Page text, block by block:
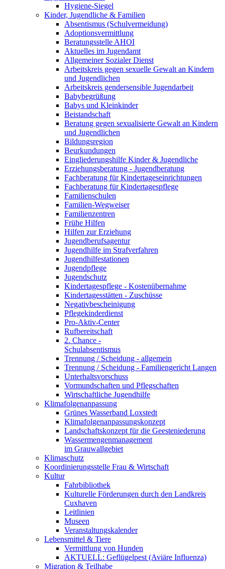
Hygiene-Siegel
Kinder, Jugendliche & Familien
Absentismus (Schulvermeidung)
Adoptionsvermittlung
Beratungsstelle AHOI
Aktuelles im Jugendamt
Allgemeiner Sozialer Dienst
Arbeitskreis gegen sexuelle Gewalt an Kindern
und Jugendlichen
Arbeitskreis gendersensible Jugendarbeit
Babybegrüßung
Babys und Kleinkinder
Beistandschaft
Beratung gegen sexualisierte Gewalt an Kindern
und Jugendlichen
Bildungsregion
Beurkundungen
Eingliederungshilfe Kinder & Jugendliche
Erziehungsberatung - Jugendberatung
Fachberatung für Kindertageseinrichtungen
Fachberatung für Kindertagespflege
Familienschulen
Familien-Wegweiser
Familienzentren
Frühe Hilfen
Hilfen zur Erziehung
Jugendberufsagentur
Jugendhilfe im Strafverfahren
Jugendhilfestationen
Jugendpflege
Jugendschutz
Kindertagespflege - Kostenübernahme
Kindertagesstätten - Zuschüsse
Negativbescheinigung
Pflegekinderdienst
Pro-Aktiv-Center
Rufbereitschaft
2. Chance -
Schulabsentismus
Trennung / Scheidung - allgemein
Trennung / Scheidung - Familiengericht Langen
Unterhaltsvorschuss
Vormundschaften und Pflegschaften
Wirtschaftliche Jugendhilfe
Klimafolgenanpassung
Grünes Wasserband Loxstedt
Klimafolgenanpassungskonzept
Landschaftskonzept für die Geesteniederung
Wassermengenmanagement
im Grauwallgebiet
Klimaschutz
Koordinierungsstelle Frau & Wirtschaft
Kultur
Fahrbibliothek
Kulturelle Förderungen durch den Landkreis
Cuxhaven
Leitlinien
Museen
Veranstaltungskalender
Lebensmittel & Tiere
Vermittlung von Hunden
AKTUELL: Geflügelpest (Aviäre Influenza)
Migration & Teilhabe